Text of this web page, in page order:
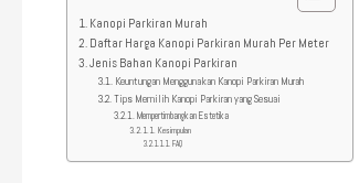
Kanopi Parkiran Murah
Daftar Harga Kanopi Parkiran Murah Per Meter
Jenis Bahan Kanopi Parkiran
Keuntungan Menggunakan Kanopi Parkiran Murah
Tips Memilih Kanopi Parkiran yang Sesuai
Mempertimbangkan Estetika
Kesimpulan
FAQ